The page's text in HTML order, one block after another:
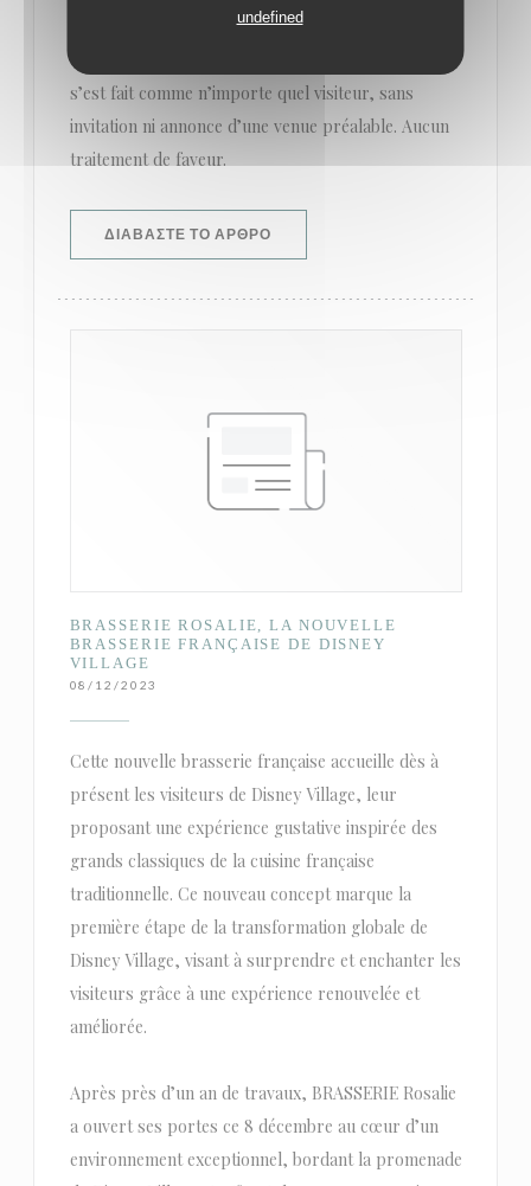
undefined
Chronique Disney l’a donc testée en ce samedi 9
décembre 2023, à midi. Une précision utile, le test
s’est fait comme n’importe quel visiteur, sans
invitation ni annonce d’une venue préalable. Aucun
traitement de faveur.
ΔΙΑΒΆΣΤΕ ΤΟ ΆΡΘΡΟ
BRASSERIE ROSALIE, LA NOUVELLE
BRASSERIE FRANÇAISE DE DISNEY
VILLAGE
08/12/2023
Cette nouvelle brasserie française accueille dès à
présent les visiteurs de Disney Village, leur
proposant une expérience gustative inspirée des
grands classiques de la cuisine française
traditionnelle. Ce nouveau concept marque la
première étape de la transformation globale de
Disney Village, visant à surprendre et enchanter les
visiteurs grâce à une expérience renouvelée et
améliorée.
Après près d’un an de travaux, BRASSERIE Rosalie
a ouvert ses portes ce 8 décembre au cœur d’un
environnement exceptionnel, bordant la promenade